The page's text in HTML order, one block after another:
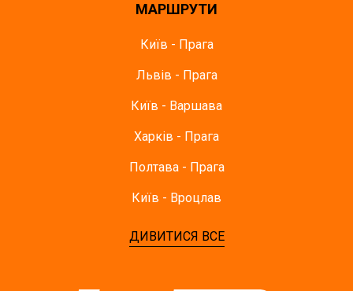
МАРШРУТИ
Київ - Прага
Львів - Прага
Київ - Варшава
Харків - Прага
Полтава - Прага
Київ - Вроцлав
ДИВИТИСЯ ВСЕ